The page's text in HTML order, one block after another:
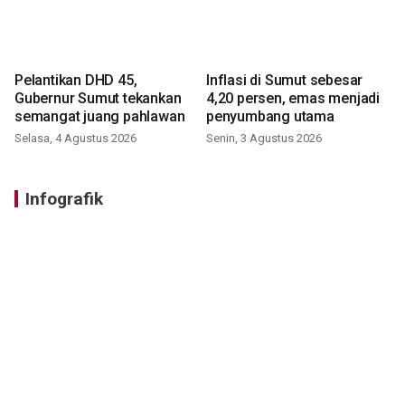
Pelantikan DHD 45,
Gubernur Sumut tekankan
semangat juang pahlawan
Selasa, 4 Agustus 2026
Inflasi di Sumut sebesar
4,20 persen, emas menjadi
penyumbang utama
Senin, 3 Agustus 2026
Infografik